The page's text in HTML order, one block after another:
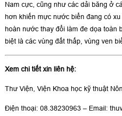
Nam cực, cũng như các dải băng ở
hơn khiến mực nước biển đang có
hoàn nước thay đổi làm đe dọa toàn
biệt là các vùng đất thấp, vùng ven
Xem chi tiết xin liên hệ:
Thư Viện, Viện Khoa học kỹ thuật
Điện thoại: 08.38230963 – Email: